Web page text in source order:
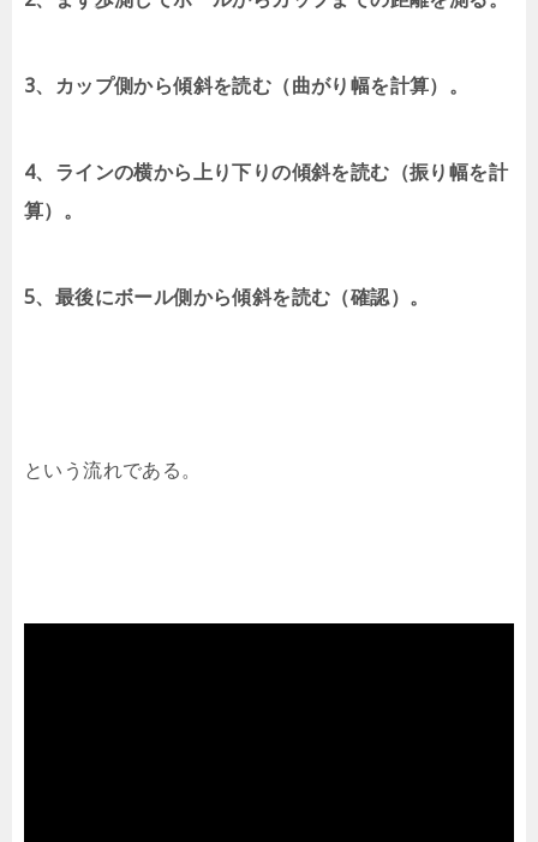
3、カップ側から傾斜を読む（曲がり幅を計算）。
4、ラインの横から上り下りの傾斜を読む（振り幅を計
算）。
5、最後にボール側から傾斜を読む（確認）。
という流れである。